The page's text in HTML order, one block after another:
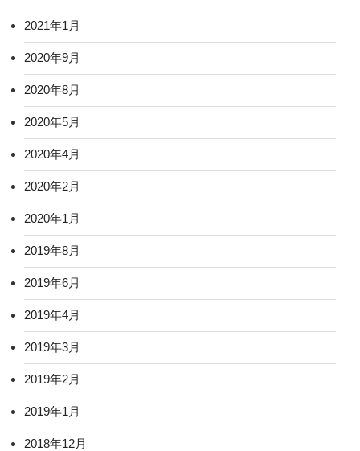
2021年1月
2020年9月
2020年8月
2020年5月
2020年4月
2020年2月
2020年1月
2019年8月
2019年6月
2019年4月
2019年3月
2019年2月
2019年1月
2018年12月